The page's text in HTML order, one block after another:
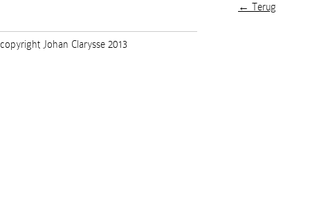
← Terug
copyright Johan Clarysse 2013